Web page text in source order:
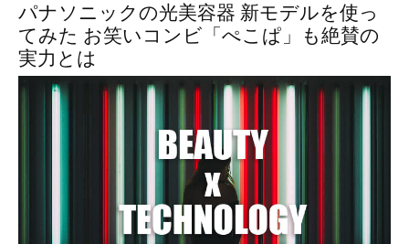
パナソニックの光美容器 新モデルを使っ
てみた お笑いコンビ「ぺこぱ」も絶賛の
実力とは